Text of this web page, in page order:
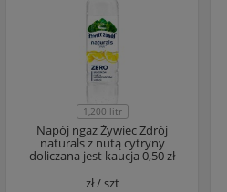
1,200 litr
Napój ngaz Żywiec Zdrój
naturals z nutą cytryny
doliczana jest kaucja 0,50 zł
zł /szt